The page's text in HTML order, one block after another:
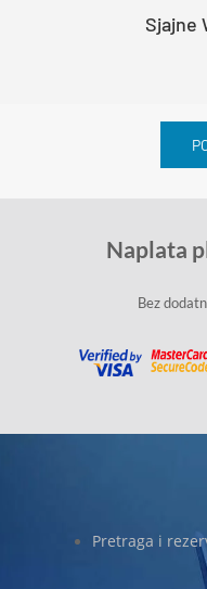
Sjajne
Naplata
Bez
Pretraga i